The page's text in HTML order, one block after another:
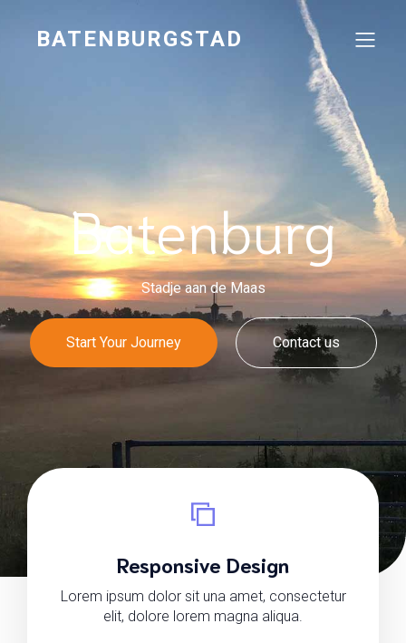
BATENBURGSTAD
Batenburg
Stadje aan de Maas
Start Your Journey Contact us
Responsive Design
Lorem ipsum dolor sit una amet, consectetur
elit, dolore lorem magna aliqua.